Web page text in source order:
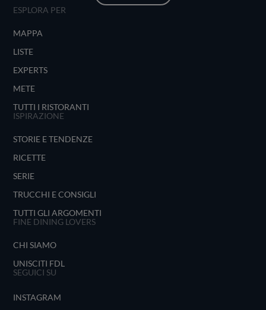
ESPLORA PER
MAPPA
LISTE
EXPERTS
METE
TUTTI I RISTORANTI
ISPIRAZIONE
STORIE E TENDENZE
RICETTE
SERIE
TRUCCHI E CONSIGLI
TUTTI GLI ARGOMENTI
FINE DINING LOVERS
CHI SIAMO
UNISCITI FDL
SEGUICI SU
INSTAGRAM